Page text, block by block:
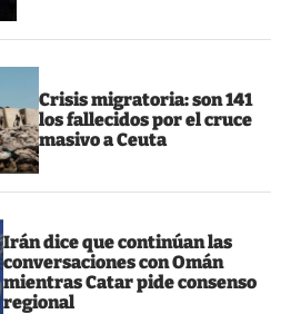
Crisis migratoria: son 141
los fallecidos por el cruce
masivo a Ceuta
Irán dice que continúan las
conversaciones con Omán
mientras Catar pide consenso
regional